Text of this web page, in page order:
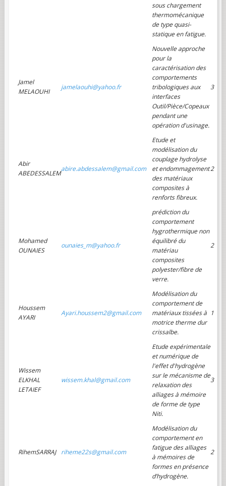
sous chargement
thermomécanique
de type quasi-
statique en fatigue.
Jamel
MELAOUHI
jamelaouhi@yahoo.fr
Nouvelle approche
pour la
caractérisation des
comportements
tribologiques aux
interfaces
Outil/Pièce/Copeaux
pendant une
opération d'usinage.
3
Abir
ABEDESSALEM
abire.abdessalem@gmail.com
Etude et
modélisation du
couplage hydrolyse
et endommagement
des matériaux
composites à
renforts fibreux.
2
Mohamed
OUNAIES
ounaies_m@yahoo.fr
prédiction du
comportement
hygrothermique non
équilibré du
matériau
composites
polyester/fibre de
verre.
2
Houssem
AYARI
Ayari.houssem2@gmail.com
Modélisation du
comportement de
matériaux tissées à
motrice therme dur
crissalbe.
1
Wissem
ELKHAL
LETAIEF
wissem.khal@gmail.com
Etude expérimentale
et numérique de
l'effet d'hydrogène
sur le mécanisme de
relaxation des
alliages à mémoire
de forme de type
Niti.
3
RihemSARRAJ riheme22s@gmail.com
Modélisation du
comportement en
fatigue des alliages
à mémoires de
formes en présence
d’hydrogène.
2